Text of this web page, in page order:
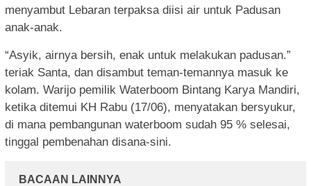
menyambut Lebaran terpaksa diisi air untuk Padusan
anak-anak.
“Asyik, airnya bersih, enak untuk melakukan padusan.”
teriak Santa, dan disambut teman-temannya masuk ke
kolam. Warijo pemilik Waterboom Bintang Karya Mandiri,
ketika ditemui KH Rabu (17/06), menyatakan bersyukur,
di mana pembangunan waterboom sudah 95 % selesai,
tinggal pembenahan disana-sini.
BACAAN LAINNYA